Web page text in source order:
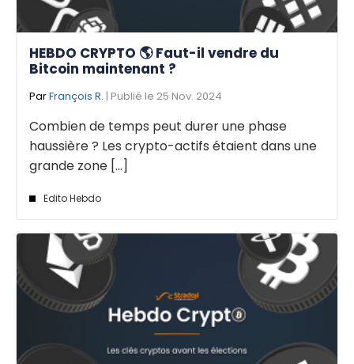
HEBDO CRYPTO 🌎 Faut-il vendre du
Bitcoin maintenant ?
ParFrançois R. | Publié le 25 Nov. 2024
Combien de temps peut durer une phase
haussière ? Les crypto-actifs étaient dans une
grande zone [...]
Edito Hebdo